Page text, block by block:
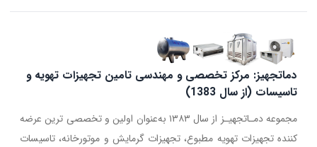
دماتجهیز: مرکز تخصصی و مهندسی تامین تجهیزات تهویه و
تاسیسات (از سال 1383)
مجموعه دمـاتجهیـز از سال ۱۳۸۳ به‌عنوان اولین و تخصصی ترین عرضه
کننده تجهیزات تهویه مطبوع، تجهیزات گرمایش و موتورخانه، تاسیسات